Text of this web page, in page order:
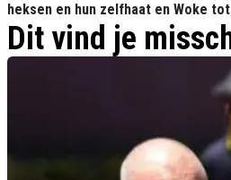
heksen en hun zelfhaat en Woke
Dit vind je